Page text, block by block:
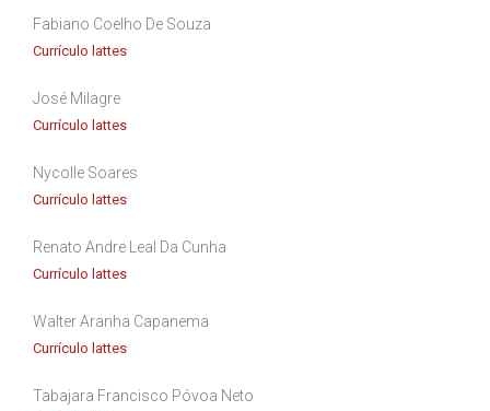
Fabiano Coelho De Souza
Currículo lattes
José Milagre
Currículo lattes
Nycolle Soares
Currículo lattes
Renato Andre Leal Da Cunha
Currículo lattes
Walter Aranha Capanema
Currículo lattes
Tabajara Francisco Póvoa Neto